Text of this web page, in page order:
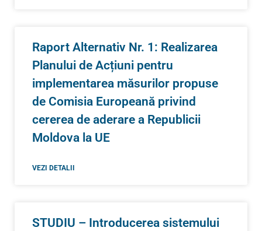
Raport Alternativ Nr. 1: Realizarea
Planului de Acțiuni pentru
implementarea măsurilor propuse
de Comisia Europeană privind
cererea de aderare a Republicii
Moldova la UE
VEZI DETALII
STUDIU – Introducerea sistemului